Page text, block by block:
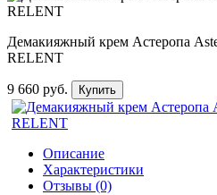
Демакияжный крем Астеропа
RELENT
9 660 руб. Купить
Описание
Характеристики
Отзывы (0)